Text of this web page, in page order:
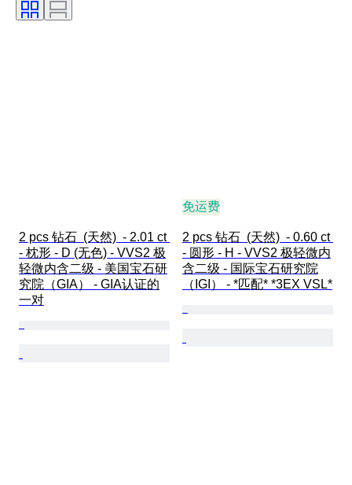
2 pcs 钻石  (天然)  - 2.01 ct
- 枕形 - D (无色) - VVS2 极
轻微内含二级 - 美国宝石研
究院（GIA） - GIA认证的
一对
免运费
2 pcs 钻石  (天然)  - 0.60 ct
- 圆形 - H - VVS2 极轻微内
含二级 - 国际宝石研究院
（IGI） - *匹配* *3EX VSL*